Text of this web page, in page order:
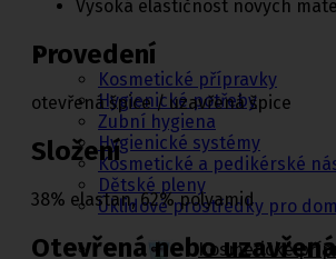
Kosmetika a
pleny
Kosmetické přípravky
Hygienické potřeby
Zubní hygiena
Hygienické systémy
Kosmetické a pedikérské
Dětské pleny
Úklidové prostředky pro
Kosmetické
Vysoká elastičnost nových
Provedení
otevřená špice / uzavřená špice
Složení
38% elastan, 62% polyamid